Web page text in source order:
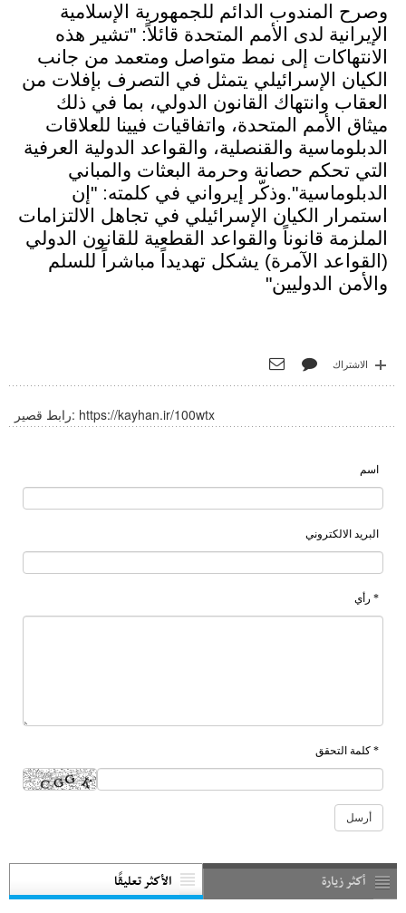
وصرح المندوب الدائم للجمهورية الإسلامية
الإيرانية لدى الأمم المتحدة قائلاً: "تشير هذه
الانتهاكات إلى نمط متواصل ومتعمد من جانب
الكيان الإسرائيلي يتمثل في التصرف بإفلات من
العقاب وانتهاك القانون الدولي، بما في ذلك
ميثاق الأمم المتحدة، واتفاقيات فيينا للعلاقات
الدبلوماسية والقنصلية، والقواعد الدولية العرفية
التي تحكم حصانة وحرمة البعثات والمباني
الدبلوماسية".وذكّر إيرواني في كلمته: "إن
استمرار الكيان الإسرائيلي في تجاهل الالتزامات
الملزمة قانوناً والقواعد القطعية للقانون الدولي
(القواعد الآمرة) يشكل تهديداً مباشراً للسلم
والأمن الدوليين"
الاشتراك
رابط قصير: https://kayhan.ir/100wtx
اسم
البريد الالكتروني
* رأي
* كلمة التحقق
أكثر زيارة الأكثر تعليقًا